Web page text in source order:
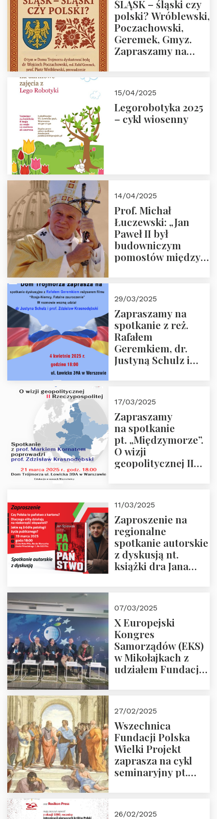
ŚLĄSK – śląski czy
polski? Wróblewski,
Poczachowski,
Geremek, Gmyz.
Zapraszamy na
Trójmorza.
15/04/2025
Legorobotyka 2025
– cykl wiosenny
14/04/2025
Prof. Michał
Łuczewski: „Jan
Paweł II był
budowniczym
pomostów między
29/03/2025
Zapraszamy na
spotkanie z reż.
Rafałem
Geremkiem, dr.
Justyną Schulz i
“Rosja-Niemcy…”
17/03/2025
Zapraszamy
na spotkanie
pt. „Międzymorze”.
O wizji
geopolitycznej II
i prof.
Krasnodębski
11/03/2025
Zaproszenie na
regionalne
spotkanie autorskie
z dyskusją nt.
książki dra Jana
07/03/2025
X Europejski
Kongres
Samorządów (EKS)
w Mikołajkach z
udziałem Fundacji
27/02/2025
Wszechnica
Fundacji Polska
Wielki Projekt
zaprasza na cykl
seminaryjny pt.
26/02/2025